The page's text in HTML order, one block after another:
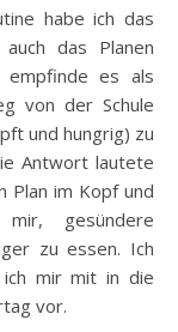
habe ich das
das Planen
empfinde es als
von der Schule
und hungrig) zu
Antwort lautete
Plan im Kopf und
gesündere
zu essen. Ich
ich mir mit in die
vor.